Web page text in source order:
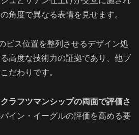
角度で異なる表情を見せます。
ビス位置を整列させるデザイン処
高度な技術力の証拠であり、他ブ
だわりです。
ラフツマンシップの両面で評価さ
イン・イーグルの評価を高める要